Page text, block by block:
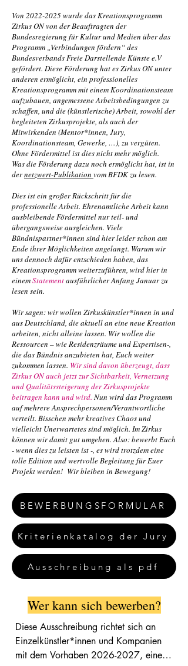
Von 2022-2025wurde das Kreationsprogramm
Zirkus ON von der Beauftragten der
Bundesregierung für Kultur und Medien über das
Programm „Verbindungen fördern“ des
Bundesverbands Freie Darstellende Künste e.V
gefördert. Diese Förderung hat es Zirkus ON unter
anderen ermöglicht, ein professionelles
Kreationsprogramm mit einem Koordinationsteam
aufzubauen, angemessene Arbeitsbedingungen zu
schaffen, und die (künstlerische) Arbeit, sowohl der
begleiteten Zirkusprojekte, als auch der
Mitwirkenden (Mentor*innen, Jury,
Koordinationsteam, Gewerke, …), zu vergüten.
Ohne Fördermittel ist dies nicht mehr möglich.
Was die Förderung dazu noch ermöglicht hat, ist in
dernetzwert-Publikation vom BFDK zu lesen.
Dies ist ein großer Rückschritt für die
professionelle Arbeit. Ehrenamtliche Arbeit kann
ausbleibende Fördermittel nur teil- und
übergangsweise ausgleichen. Viele
Bündnispartner*innen sind hier leider schon am
Ende ihrer Möglichkeiten angelangt. Warum wir
uns dennoch dafür entschieden haben, das
Kreationsprogramm weiterzuführen, wird hier in
einemStatementausführlicher Anfang Januar zu
lesen sein.
Wir sagen: wir wollen Zirkuskünstler*innen in und
aus Deutschland, die aktuell an eine neue Kreation
arbeiten, nicht alleine lassen. Wir wollen die
Ressourcen – wie Residenzräume und Expertisen-,
die das Bündnis anzubieten hat, Euch weiter
zukommen lassen. Wir sind davon überzeugt, dass
Zirkus ON auch jetzt zur Sichtbarkeit, Vernetzung
und Qualitätssteigerung der Zirkusprojekte
beitragen kann und wird. Nun wird das Programm
auf mehrere Ansprechpersonen/Verantwortliche
verteilt. Bisschen mehr kreatives Chaos und
vielleicht Unerwartetes sind möglich. Im Zirkus
können wir damit gut umgehen. Also: bewerbt Euch
- wenn dies zu leisten ist -, es wird trotzdem eine
tolle Edition und wertvolle Begleitung für Euer
Projekt werden! Wir bleiben in Bewegung!
BEWERBUNGSFORMULAR
Kriterienkatalog der Jury
Ausschreibung als pdf
Wer kann sich bewerben?
Diese Ausschreibung richtet sich an
Einzelkünstler*innen und Kompanien
mit dem Vorhaben 2026-2027, eine